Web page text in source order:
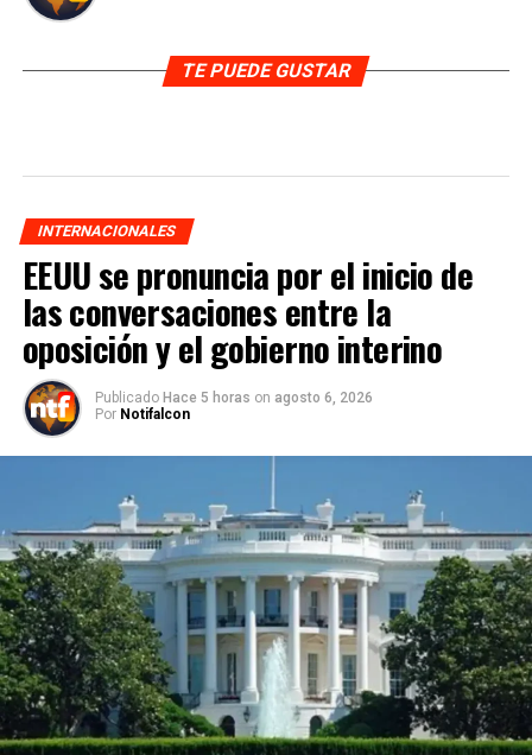
TE PUEDE GUSTAR
INTERNACIONALES
EEUU se pronuncia por el inicio de
las conversaciones entre la
oposición y el gobierno interino
Publicado Hace 5 horas on agosto 6, 2026
Por Notifalcon